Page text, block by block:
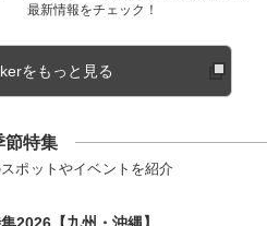
最新情報をチェック！
をもっと見る
節特集
ポットやイベントを紹介
2026【九州・沖縄】